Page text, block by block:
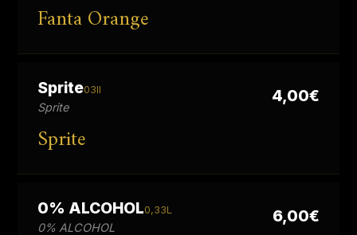
Fanta Orange
Sprite03ll
Sprite
Sprite
4,00€
0% ALCOHOL0,33L
0% ALCOHOL
6,00€